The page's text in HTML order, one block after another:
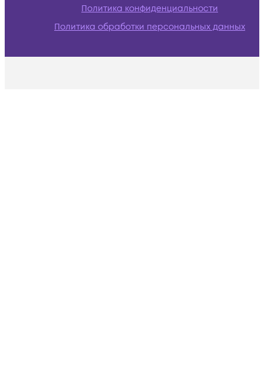
Политика конфиденциальности
Политика обработки персональных данных